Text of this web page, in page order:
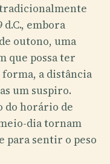
d.C., embora
outono, uma
que possa ter
a distância
um suspiro.
do horário de
dia tornam
para sentir o peso